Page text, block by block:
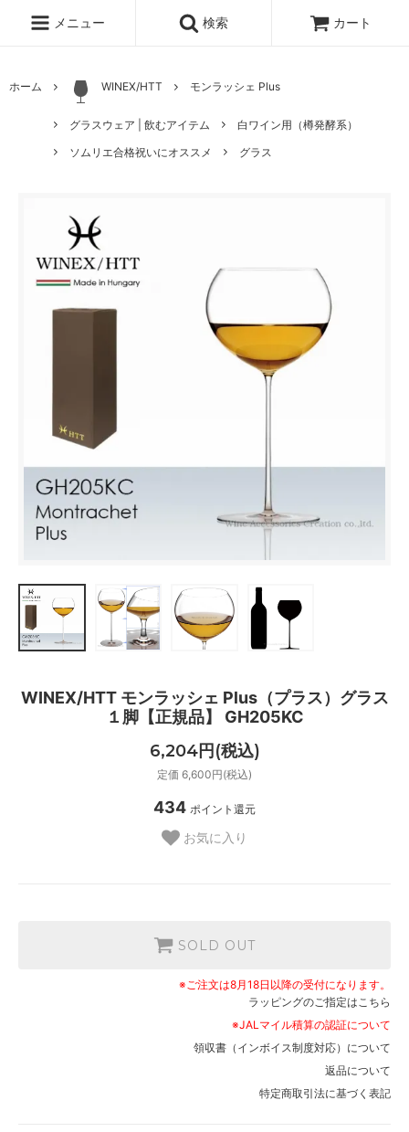
メニュー 検索 カート
ホーム WINEX/HTT モンラッシェ Plus
グラスウェア | 飲むアイテム
白ワイン用（樽発酵系）
ソムリエ合格祝いにオススメ
グラス
WINEX/HTT モンラッシェ Plus（プラス）グラス
１脚【正規品】 GH205KC
6,204円(税込)
定価 6,600円(税込)
434 ポイント還元
お気に入り
SOLD OUT
※ご注文は8月18日以降の受付になります。
ラッピングのご指定はこちら
※JALマイル積算の認証について
領収書（インボイス制度対応）について
返品について
特定商取引法に基づく表記